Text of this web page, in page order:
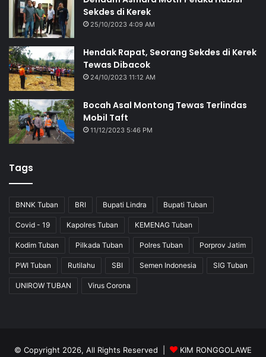
Sekdes di Kerek
25/10/2023 4:09 AM
Hendak Rapat, Seorang Sekdes di Kerek
Tewas Dibacok
24/10/2023 11:12 AM
Bocah Asal Montong Tewas Terlindas
Mobil Taft
11/12/2023 5:46 PM
Tags
BNNK Tuban BRI Bupati Lindra Bupati Tuban
Covid - 19 Kapolres Tuban KEMENAG Tuban
Kodim Tuban Pilkada Tuban Polres Tuban Porprov Jatim
PWI Tuban Rutilahu SBI Semen Indonesia SIG Tuban
UNIROW TUBAN Virus Corona
© Copyright 2026, All Rights Reserved | KIM RONGGOLAWE